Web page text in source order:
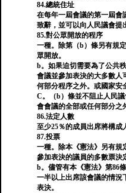
84.總統住址
在每年一屆會議的第一屆會
致辭，並可以向人民議會提
85.對公眾開放的程序
一種。除第（b）條另有規
眾開放。
b。如果迫切需要為了公共
會議並參加表決的大多數人
何部分程序之外。或國家安
C。（b）條並不阻止人民
會會議的全部或任何部分之
86.法定人數
至少25％的成員出席將構成
87.投票
一種。除本《憲法》另有規
參加表決的議員的多數票決
b。儘管有本《憲法》第86
一半以上出席該會議的情況
表決。